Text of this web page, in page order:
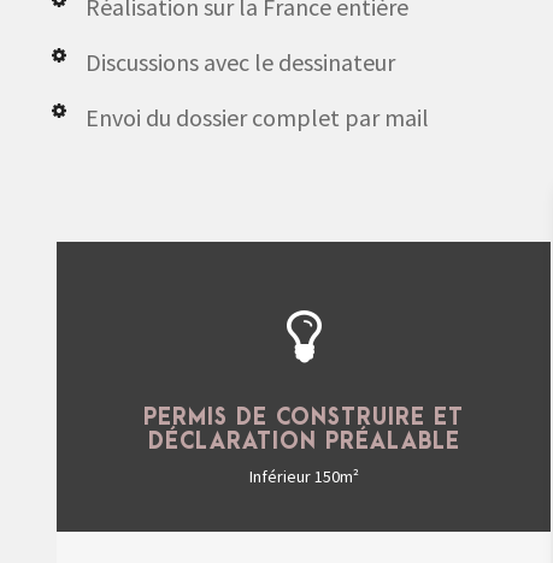
Réalisation sur la France entière
Discussions avec le dessinateur
Envoi du dossier complet par mail
PERMIS DE CONSTRUIRE ET
DÉCLARATION PRÉALABLE
Inférieur 150m²